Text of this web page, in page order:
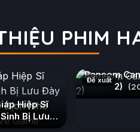
PHIM
Hiệp Sĩ
Bị Lưu
Vô Địch
Đề xuất
Ransom
2)